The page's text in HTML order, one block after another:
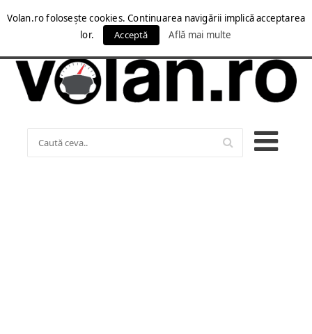
Volan.ro folosește cookies. Continuarea navigării implică acceptarea
lor.
Acceptă Află mai multe